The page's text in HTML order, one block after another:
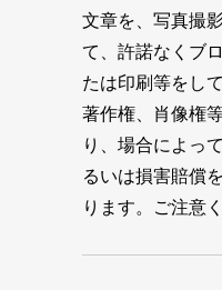
文章を、写真撮
て、許諾なくブ
たは印刷等をし
著作権、肖像権
り、場合によっ
るいは損害賠償
ります。ご注意